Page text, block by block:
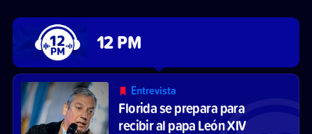
12 PM
Entrevista
Florida se prepara para
recibir al papa León XIV